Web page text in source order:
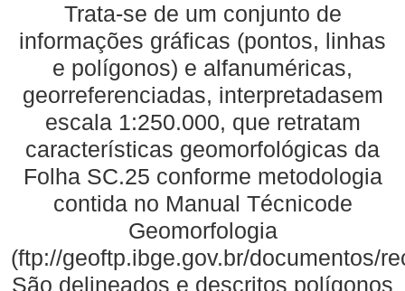
Trata-se de um conjunto de
informações gráficas (pontos, linhas
e polígonos) e alfanuméricas,
georreferenciadas, interpretadasem
escala 1:250.000, que retratam
características geomorfológicas da
Folha SC.25 conforme metodologia
contida no Manual Técnicode
Geomorfologia
(ftp://geoftp.ibge.gov.br/documentos/
São delineados e descritos polígonos